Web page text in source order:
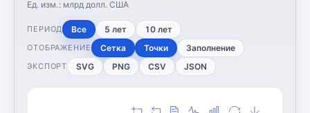
Ед. изм.: млрд долл. США
ПЕРИОД Все 5 лет 10 лет
ОТОБРАЖЕНИЕ Сетка Точки Заполнение
ЭКСПОРТ SVG PNG CSV JSON